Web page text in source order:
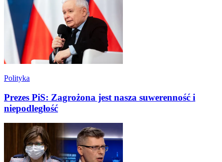
Polityka
Prezes PiS: Zagrożona jest nasza suwerenność i
niepodległość